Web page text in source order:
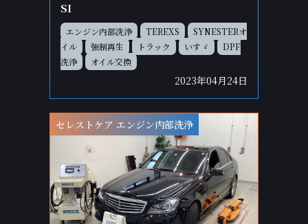
SI
エンジン内部洗浄 TEREXS
SYNESTERオ
イル
強制再生 トラック いすゞ
DPF
洗浄
オイル交換
2023年04月24日
セレストケア エンジン内部洗浄